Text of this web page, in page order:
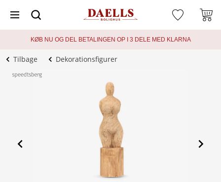
KØB NU OG DEL BETALINGEN OP I 3 DELE MED KLARNA
Tilbage Dekorationsfigurer